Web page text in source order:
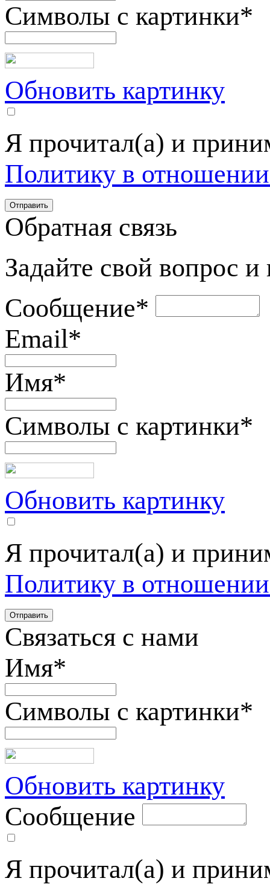
Символы с картинки*
Обновить картинку
Я прочитал(а) и
Политику в
Обратная связь
Задайте свой вопрос
Сообщение*
Email*
Имя*
Символы с картинки*
Обновить картинку
Я прочитал(а) и
Политику в
Связаться с нами
Имя*
Символы с картинки*
Обновить картинку
Сообщение
Я прочитал(а) и